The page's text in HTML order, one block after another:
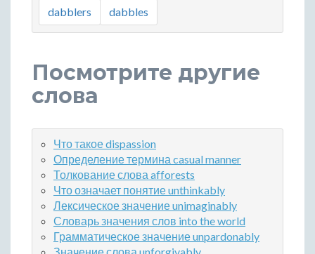
dabblers
dabbles
Посмотрите другие
слова
Что такое dispassion
Определение термина casual manner
Толкование слова afforests
Что означает понятие unthinkably
Лексическое значение unimaginably
Словарь значения слов into the world
Грамматическое значение unpardonably